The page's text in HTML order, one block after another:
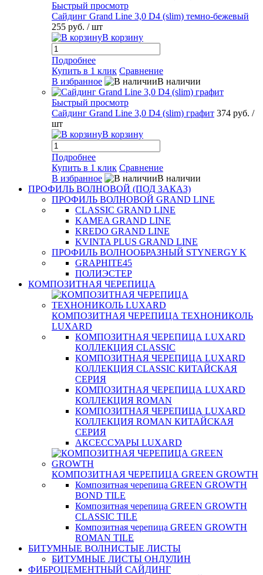
Быстрый просмотр
Сайдинг Grand Line 3,0 D4 (slim) темно-бежевый
255 руб. / шт
В корзину
Подробнее
Купить в 1 клик Сравнение
В избранное
В наличии
Быстрый просмотр
Сайдинг Grand Line 3,0 D4 (slim) графит 374 руб. /
шт
В корзину
Подробнее
Купить в 1 клик Сравнение
В избранное
В наличии
ПРОФИЛЬ ВОЛНОВОЙ (ПОД ЗАКАЗ)
ПРОФИЛЬ ВОЛНОВОЙ GRAND LINE
CLASSIC GRAND LINE
KAMEA GRAND LINE
KREDO GRAND LINE
KVINTA PLUS GRAND LINE
ПРОФИЛЬ ВОЛНООБРАЗНЫЙ STYNERGY K
GRAPHITE45
ПОЛИЭСТЕР
КОМПОЗИТНАЯ ЧЕРЕПИЦА
КОМПОЗИТНАЯ ЧЕРЕПИЦА ТЕХНОНИКОЛЬ
LUXARD
КОМПОЗИТНАЯ ЧЕРЕПИЦА LUXARD
КОЛЛЕКЦИЯ CLASSIC
КОМПОЗИТНАЯ ЧЕРЕПИЦА LUXARD
КОЛЛЕКЦИЯ CLASSIC КИТАЙСКАЯ
СЕРИЯ
КОМПОЗИТНАЯ ЧЕРЕПИЦА LUXARD
КОЛЛЕКЦИЯ ROMAN
КОМПОЗИТНАЯ ЧЕРЕПИЦА LUXARD
КОЛЛЕКЦИЯ ROMAN КИТАЙСКАЯ
СЕРИЯ
АКСЕССУАРЫ LUXARD
КОМПОЗИТНАЯ ЧЕРЕПИЦА GREEN GROWTH
Композитная черепица GREEN GROWTH
BOND TILE
Композитная черепица GREEN GROWTH
CLASSIC TILE
Композитная черепица GREEN GROWTH
ROMAN TILE
БИТУМНЫЕ ВОЛНИСТЫЕ ЛИСТЫ
БИТУМНЫЕ ЛИСТЫ ОНДУЛИН
ФИБРОЦЕМЕНТНЫЙ САЙДИНГ